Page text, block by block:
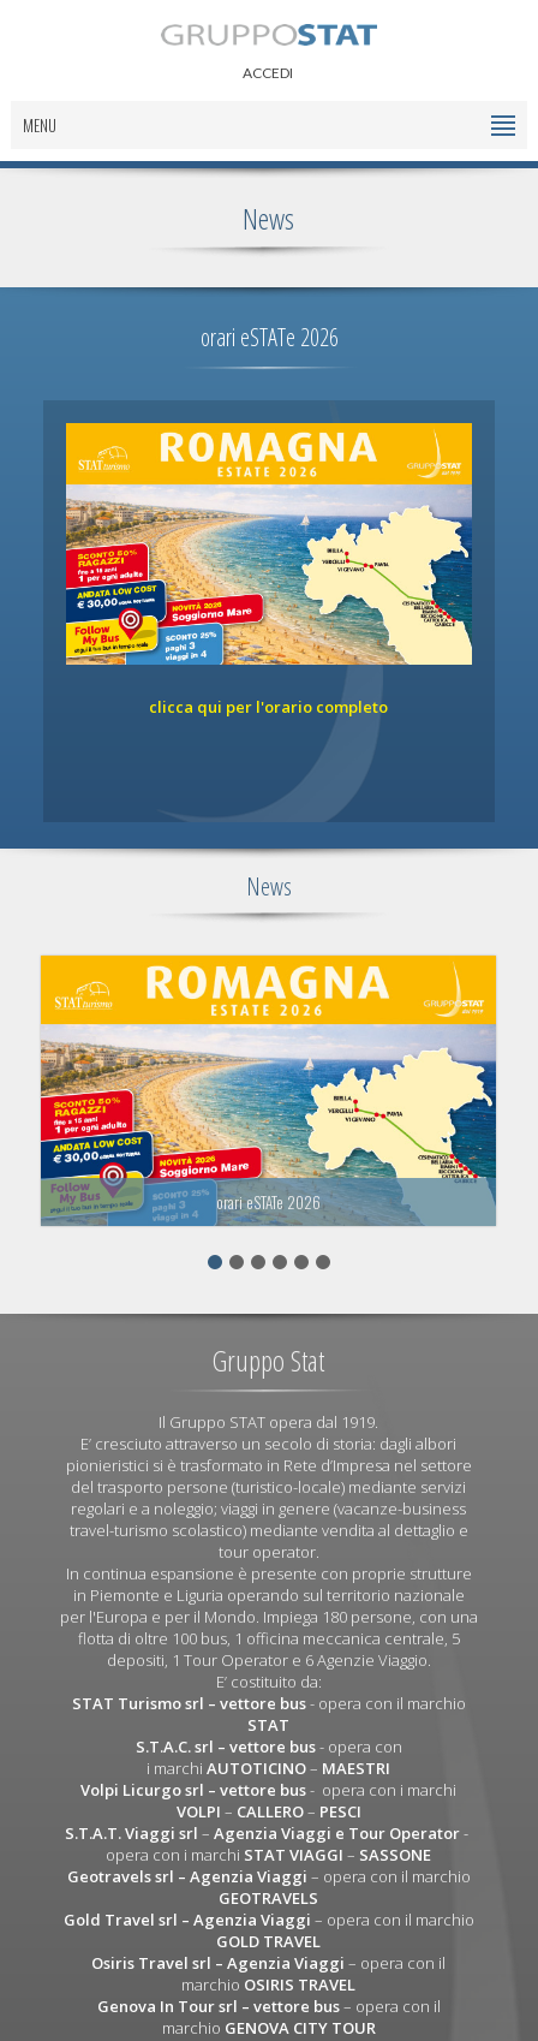
ACCEDI
MENU
News
orari eSTATe 2026
clicca qui per l'orario completo
News
orari eSTATe 2026
Gruppo Stat
Il Gruppo STAT opera dal 1919.
E’ cresciuto attraverso un secolo di storia: dagli albori
pionieristici si è trasformato in Rete d’Impresa nel settore
del trasporto persone (turistico-locale) mediante servizi
regolari e a noleggio; viaggi in genere (vacanze-business
travel-turismo scolastico) mediante vendita al dettaglio e
tour operator.
In continua espansione è presente con proprie strutture
in Piemonte e Liguria operando sul territorio nazionale
per l'Europa e per il Mondo. Impiega 180 persone, con una
flotta di oltre 100 bus, 1 officina meccanica centrale, 5
depositi, 1 Tour Operator e 6 Agenzie Viaggio.
E’ costituito da:
STAT Turismo srl – vettore bus- opera con il marchio
STAT
S.T.A.C. srl – vettore bus- opera con
i marchiAUTOTICINO– MAESTRI
Volpi Licurgo srl – vettore bus- opera con i marchi
VOLPI – CALLERO– PESCI
S.T.A.T. Viaggi srl –Agenzia Viaggi e Tour Operator-
opera con i marchi STAT VIAGGI – SASSONE
Geotravels srl – Agenzia Viaggi – opera con il marchio
GEOTRAVELS
Gold Travel srl – Agenzia Viaggi – opera con il marchio
GOLD TRAVEL
Osiris Travel srl – Agenzia Viaggi – opera con il
marchio OSIRIS TRAVEL
Genova In Tour srl – vettore bus– opera con il
marchio GENOVA CITY TOUR